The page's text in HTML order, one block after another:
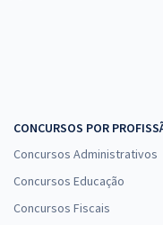
CONCURSOS POR
Concursos Administrativos
Concursos Educação
Concursos Fiscais